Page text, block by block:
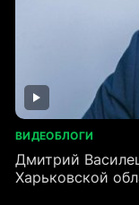
ВИДЕОБЛОГИ
Дмитрий
Харьковской